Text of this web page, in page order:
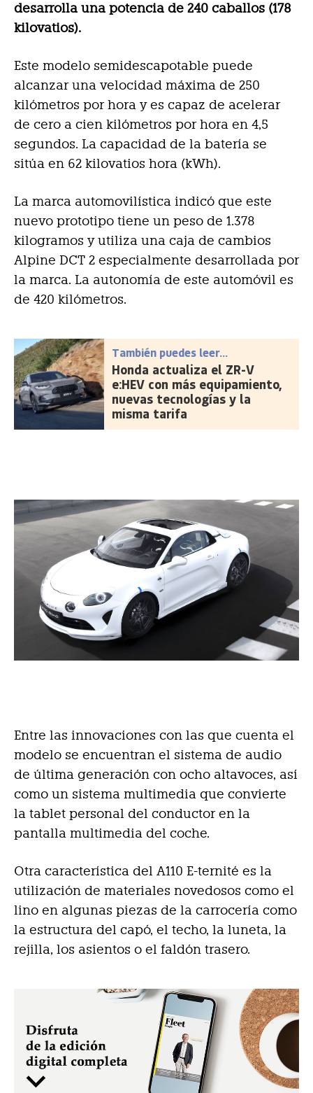
desarrolla una potencia de 240 caballos (178
kilovatios).
Este modelo semidescapotable puede
alcanzar una velocidad máxima de 250
kilómetros por hora y es capaz de acelerar
de cero a cien kilómetros por hora en 4,5
segundos. La capacidad de la batería se
sitúa en 62 kilovatios hora (kWh).
La marca automovilística indicó que este
nuevo prototipo tiene un peso de 1.378
kilogramos y utiliza una caja de cambios
Alpine DCT 2 especialmente desarrollada por
la marca. La autonomía de este automóvil es
de 420 kilómetros.
También puedes leer...
Honda actualiza el ZR-V
e:HEV con más equipamiento,
nuevas tecnologías y la
misma tarifa
Entre las innovaciones con las que cuenta el
modelo se encuentran el sistema de audio
de última generación con ocho altavoces, así
como un sistema multimedia que convierte
la tablet personal del conductor en la
pantalla multimedia del coche.
Otra característica del A110 E-ternité es la
utilización de materiales novedosos como el
lino en algunas piezas de la carrocería como
la estructura del capó, el techo, la luneta, la
rejilla, los asientos o el faldón trasero.